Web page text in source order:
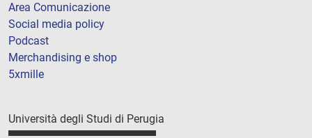
Area Comunicazione
Social media policy
Podcast
Merchandising e shop
5xmille
Università degli Studi di Perugia